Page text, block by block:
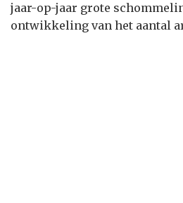
jaar-op-jaar grote
ontwikkeling van het aantal